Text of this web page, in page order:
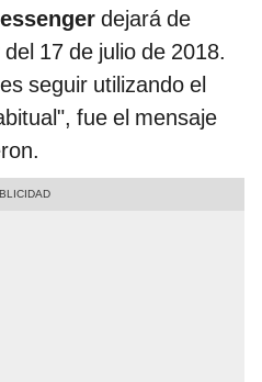
dejará de
17 de julio de 2018.
seguir utilizando el
fue el mensaje